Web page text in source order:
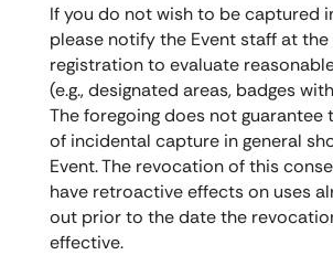
If you do not wish to be captured
please notify the Event staff at
registration to evaluate
(e.g., designated areas, badges
The foregoing does not guarantee
of incidental capture in general
Event. The revocation of this
have retroactive effects on uses
out prior to the date the
effective.